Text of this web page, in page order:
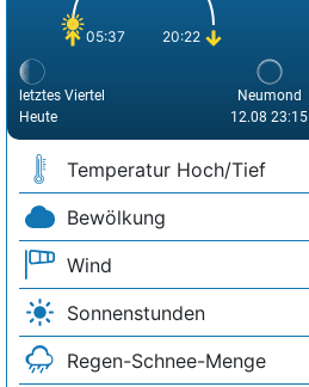
05:37 20:22
letztes Viertel
Heute
Neumond
12.08 23:15
Temperatur Hoch/Tief
Bewölkung
Wind
Sonnenstunden
Regen-Schnee-Menge